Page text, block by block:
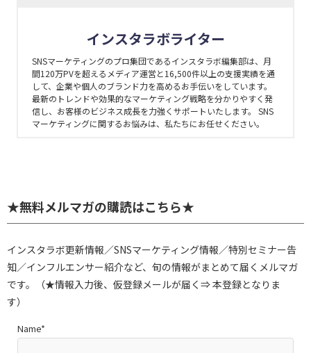
インスタラボライター
SNSマーケティングのプロ集団であるインスタラボ編集部は、月
間120万PVを超えるメディア運営と16,500件以上の支援実績を通
して、企業や個人のブランド力を高めるお手伝いをしています。
最新のトレンドや効果的なマーケティング戦略を分かりやすく発
信し、お客様のビジネス成長を力強くサポートいたします。 SNS
マーケティングに関するお悩みは、私たちにお任せください。
★無料メルマガの購読はこちら★
インスタラボ更新情報／SNSマーケティング情報／特別セミナー告
知／インフルエンサー紹介など、旬の情報がまとめて届くメルマガ
です。（★情報入力後、仮登録メールが届く⇒ 本登録となりま
す）
Name*